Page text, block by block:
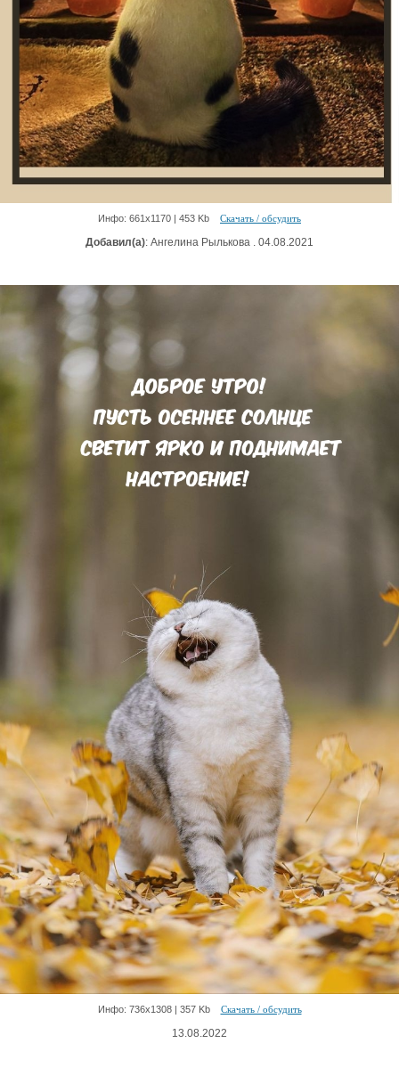
Инфо: 661х1170 | 453 Kb Скачать / обсудить
Добавил(а): Ангелина Рылькова . 04.08.2021
Инфо: 736х1308 | 357 Kb Скачать / обсудить
13.08.2022